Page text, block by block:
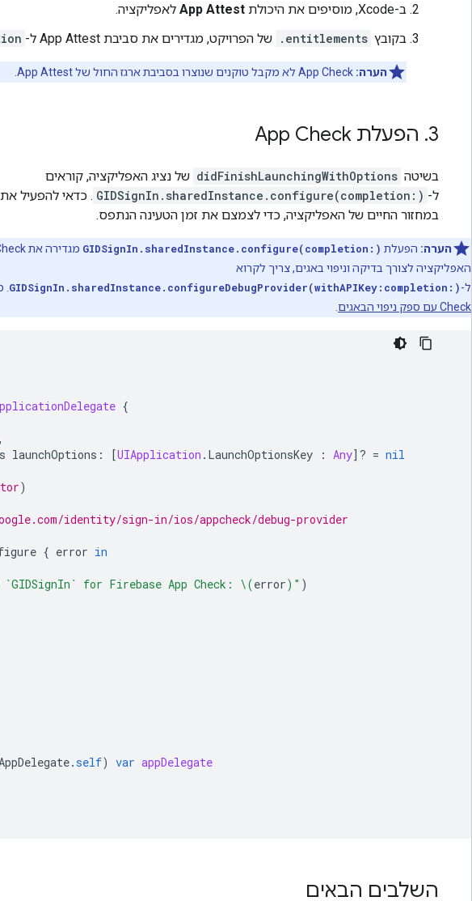
ב-Xcode, מוסיפים את היכולת App Attest לאפליקציה.
בקובץ .entitlements של הפרויקט, מגדירים את סביבת App Attest ל-
הערה:
3
. הפעלת App Check
בשיטה didFinishLaunchingWithOptions של נציג האפליקציה, קוראים
ל- GIDSignIn.sharedInstance.configure(completion:) . כדאי להפעיל
במחזור החיים של האפליקציה, כדי לצמצם את זמן הטעינה הנתפס.
הערה: הפעלת GIDSignIn.sharedInstance.configure(completion:)
האפליקציה לצורך בדיקה וניפוי באגים, צריך לקרוא
ל-GIDSignIn.sharedInstance.configureDebugProvider(withAPIKey:completion:)
Check עם ספק ניפוי הבאגים
{
,
launchOptions : [UIApplication . LaunchOptionsKey : Any]? = nil
)
identity/sign-in/ios/appcheck/debug-provider
{ error in
for Firebase App Check: \(error) " )
.self) var appDelegate
השלבים הבאים